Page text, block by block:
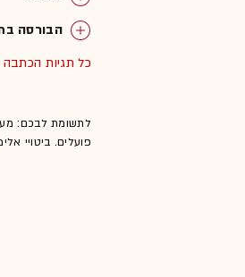
הבורסה
כל תגיות הכתבה
לתשומת לבכם:
פועלים. ביטויי